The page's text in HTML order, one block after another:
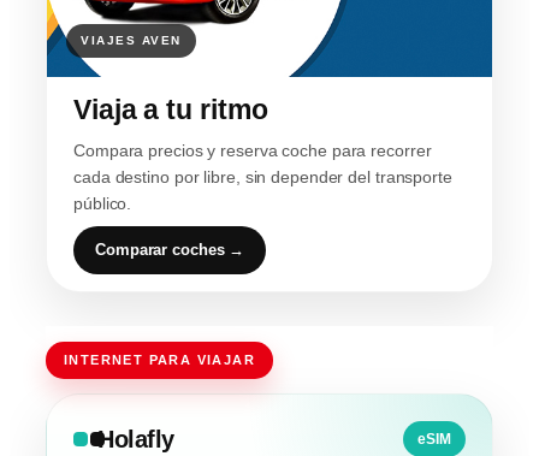
Viaja a tu ritmo
Compara precios y reserva coche para recorrer
cada destino por libre, sin depender del transporte
público.
Comparar coches →
INTERNET PARA VIAJAR
Holafly eSIM